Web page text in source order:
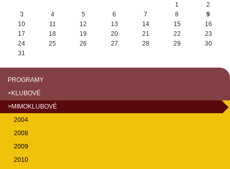
1
2
3
4 5 6 7 8
9
10
11 12 13 14 15
16
17
18 19 20 21 22
23
24
25 26 27 28 29
30
31
PROGRAMY
>KLUBOVÉ
>MIMOKLUBOVÉ
2004
2008
2009
2010